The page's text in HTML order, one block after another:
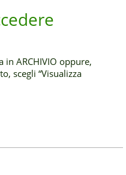
in ARCHIVIO oppure,
scegli “Visualizza